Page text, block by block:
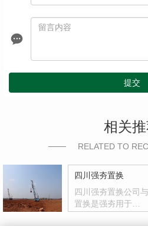
提交
相关
RELATED TO
四川强夯置换
四川强夯置换公司
置换是强夯用于…